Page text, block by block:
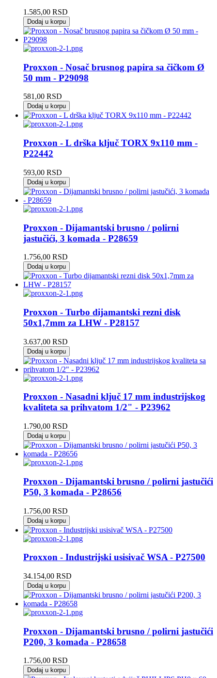
1.585,00 RSD
Dodaj u korpu
Proxxon - Nosač brusnog papira sa čičkom Ø
50 mm - P29098
581,00 RSD
Dodaj u korpu
Proxxon - L drška ključ TORX 9x110 mm -
P22442
593,00 RSD
Dodaj u korpu
Proxxon - Dijamantski brusno / polirni
jastučići, 3 komada - P28659
1.756,00 RSD
Dodaj u korpu
Proxxon - Turbo dijamantski rezni disk
50x1,7mm za LHW - P28157
3.637,00 RSD
Dodaj u korpu
Proxxon - Nasadni ključ 17 mm industrijskog
kvaliteta sa prihvatom 1/2" - P23962
1.790,00 RSD
Dodaj u korpu
Proxxon - Dijamantski brusno / polirni jastučići
P50, 3 komada - P28656
1.756,00 RSD
Dodaj u korpu
Proxxon - Industrijski usisivač WSA - P27500
34.154,00 RSD
Dodaj u korpu
Proxxon - Dijamantski brusno / polirni jastučići
P200, 3 komada - P28658
1.756,00 RSD
Dodaj u korpu